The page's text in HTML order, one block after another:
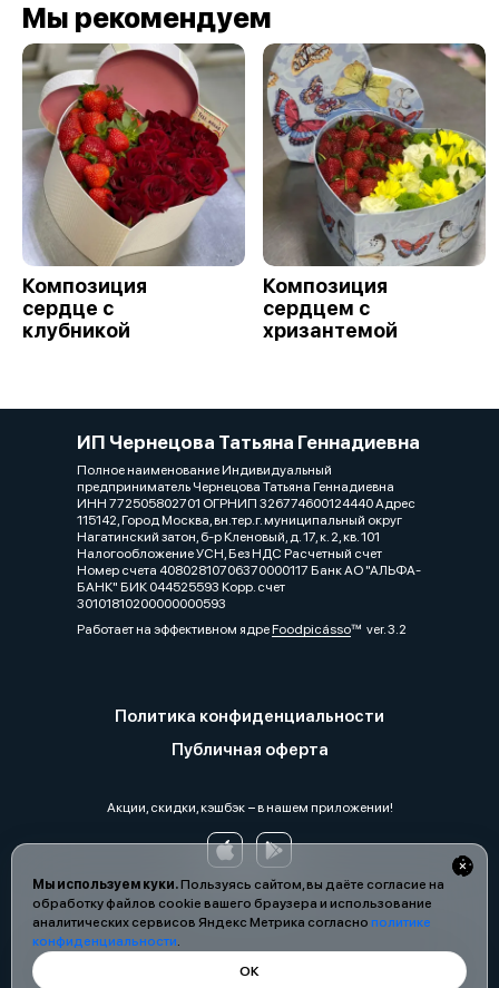
Мы используем куки.Пользуясь сайтом, вы даёте согласие на
обработку файлов cookie вашего браузера и использование
аналитических сервисов Яндекс Метрика согласно политике
конфиденциальности.
ОК
Мы рекомендуем
Композиция
сердце с
клубникой
Композиция
сердцем с
хризантемой
ИП Чернецова Татьяна Геннадиевна
Полное наименование Индивидуальный
предприниматель Чернецова Татьяна Геннадиевна
ИНН 772505802701 ОГРНИП 326774600124440 Адрес
115142, Город Москва, вн.тер.г. муниципальный округ
Нагатинский затон, б-р Кленовый, д. 17, к. 2, кв. 101
Налогообложение УСН, Без НДС Расчетный счет
Номер счета 40802810706370000117 Банк АО "АЛЬФА-
БАНК" БИК 044525593 Корр. счет
30101810200000000593
Работает на эффективном ядреFoodpicássover. 3.2
Политика конфиденциальности
Публичная оферта
Акции, скидки, кэшбэк − в нашем приложении!